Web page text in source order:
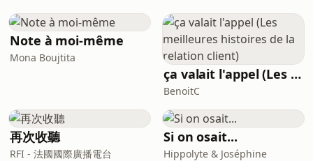
Note à moi-même
Mona Boujtita
ça valait l'appel (Les meilleures histoires de la relation client)
BenoitC
再次收聽
RFI - 法國國際廣播電台
Si on osait...
Hippolyte & Joséphine